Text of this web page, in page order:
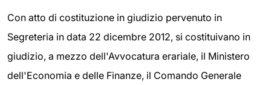
Con atto di costituzione in giudizio pervenuto in
Segreteria in data 22 dicembre 2012, si costituivano in
giudizio, a mezzo dell'Avvocatura erariale, il Ministero
dell'Economia e delle Finanze, il Comando Generale